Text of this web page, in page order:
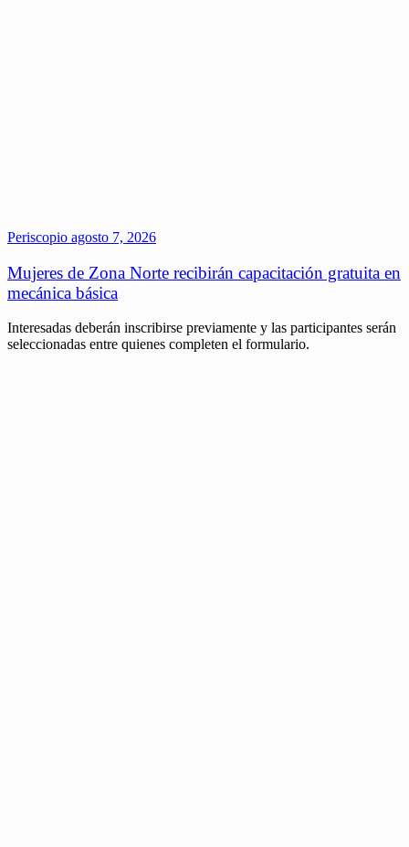
Periscopio agosto 7, 2026
Mujeres de Zona Norte recibirán capacitación gratuita en
mecánica básica
Interesadas deberán inscribirse previamente y las participantes serán
seleccionadas entre quienes completen el formulario.